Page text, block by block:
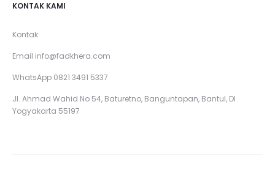
KONTAK KAMI
Kontak
Email info@fadkhera.com
WhatsApp 0821 3491 5337
Jl. Ahmad Wahid No 54, Baturetno, Banguntapan, Bantul, DI
Yogyakarta 55197